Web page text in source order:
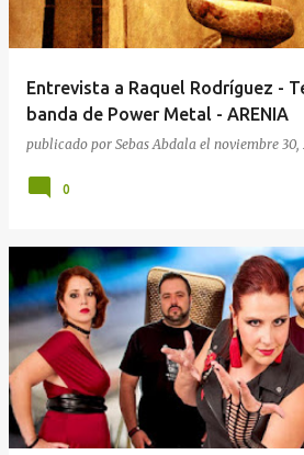
Entrevista a Raquel Rodríguez -
banda de Power Metal - ARENIA
publicado por Sebas Abdala el noviembre 30,
0